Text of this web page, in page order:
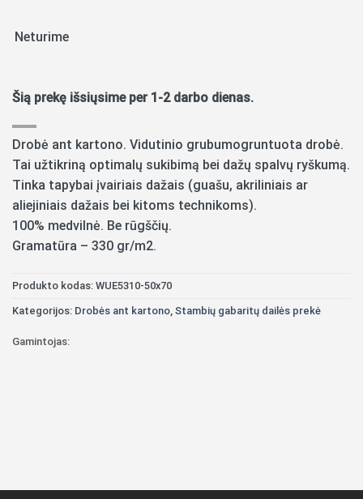
Neturime
Šią prekę išsiųsime per 1-2 darbo dienas.
Drobė ant kartono. Vidutinio grubumogruntuota drobė.
Tai užtikriną optimalų sukibimą bei dažų spalvų ryškumą.
Tinka tapybai įvairiais dažais (guašu, akriliniais ar
aliejiniais dažais bei kitoms technikoms).
100% medvilnė. Be rūgščių.
Gramatūra – 330 gr/m2.
Produkto kodas: WUE5310-50x70
Kategorijos: Drobės ant kartono, Stambių gabaritų dailės prekė
Gamintojas: